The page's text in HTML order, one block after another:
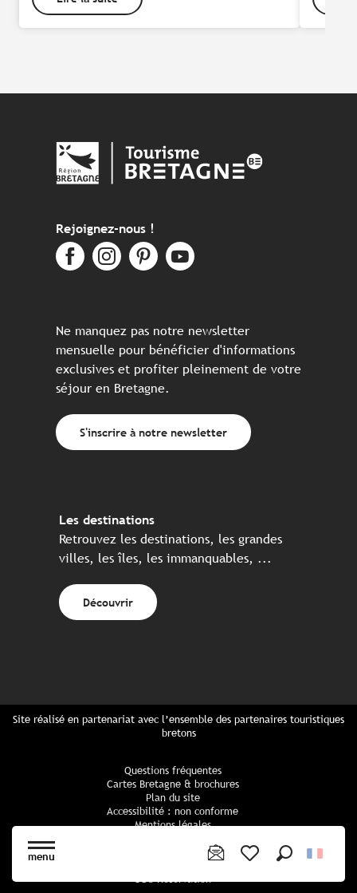
menu
Rejoignez-nous !
Ne manquez pas notre newsletter
mensuelle pour bénéficier d'informations
exclusives et profiter pleinement de votre
séjour en Bretagne.
S'inscrire à notre newsletter
Les destinations
Retrouvez les destinations, les grandes
villes, les îles, les immanquables, ...
Découvrir
Site réalisé en partenariat avec l’ensemble des partenaires touristiques
bretons
Questions fréquentes
Cartes Bretagne & brochures
Plan du site
Accessibilité : non conforme
Mentions légales
Politique cookies